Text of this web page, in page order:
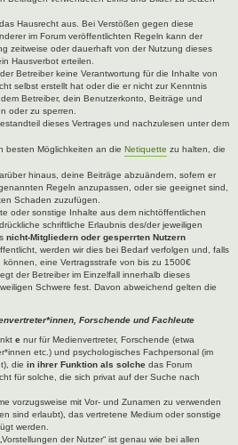
Hausrecht aus. Bei Verstößen gegen diese
im Forum veröffentlichten Regeln kann der
zeitweise oder dauerhaft von der Nutzung dieses
Hausverbot erteilen.
Betreiber keine Verantwortung für die Inhalte von
selbst erstellt hat oder die er nicht zur Kenntnis
Betreiber, dein Benutzerkonto, Beiträge und
oder zu sperren.
dieses Vertrages und nachzulesen unter dem
besten Möglichkeiten an die Netiquette zu halten, die
hinaus, deine Beiträge abzuändern, sofern er
Regeln anzupassen, oder sie geeignet sind,
Schaden zuzufügen.
oder sonstige Inhalte aus dem nichtöffentlichen
schriftliche Erlaubnis des/der jeweiligen
nicht-Mitgliedern oder gesperrten Nutzern
werden wir dies bei Bedarf verfolgen und, falls
eine Vertragsstrafe von bis zu 1500€
der Betreiber im Einzelfall innerhalb dieses
Schwere fest. Davon abweichend gelten die
Forschende und Fachleute
e nur für Medienvertreter, Forschende (etwa
etc.) und psychologisches Fachpersonal (im
die in ihrer Funktion als solche das Forum
für solche, die sich privat auf der Suche nach
vorzugsweise mit Vor- und Zunamen zu verwenden
sind erlaubt), das vertretene Medium oder sonstige
werden.
der Nutzer“ ist genau wie bei allen